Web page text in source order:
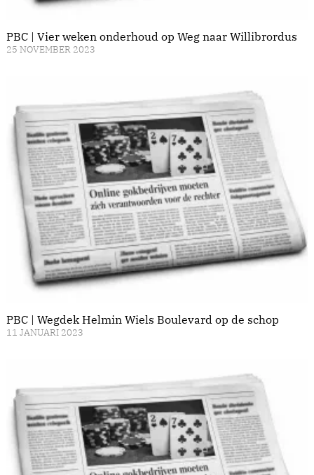
PBC | Vier weken onderhoud op Weg naar Willibrordus
25 NOVEMBER 2023
PBC | Wegdek Helmin Wiels Boulevard op de schop
11 JANUARI 2023